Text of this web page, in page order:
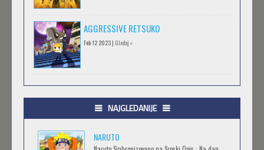
AGGRESSIVE RETSUKO
Feb 12 2023 | Gledaj »
.HACK//GIFT
.HACK//LIMINALITY
NAJGLEDANIJE
NARUTO